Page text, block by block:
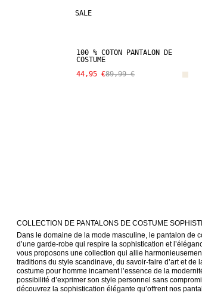
SALE
100 % COTON PANTALON DE
COSTUME
44,95 €89,99 €
COLLECTION DE PANTALONS DE COSTUME
Dans le domaine de la mode masculine, le pantalon de
d’une garde-robe qui respire la sophistication et
vous proposons une collection qui allie
traditions du style scandinave, du savoir-faire d’art et
costume pour homme incarnent l’essence de la
possibilité d’exprimer son style personnel sans
découvrez la sophistication élégante qu’offrent nos